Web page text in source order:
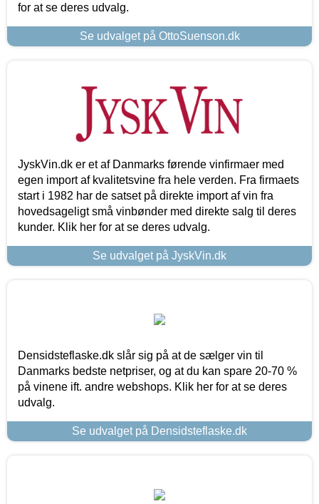
for at se deres udvalg.
Se udvalget på OttoSuenson.dk
JyskVin.dk er et af Danmarks førende vinfirmaer med
egen import af kvalitetsvine fra hele verden. Fra firmaets
start i 1982 har de satset på direkte import af vin fra
hovedsageligt små vinbønder med direkte salg til deres
kunder. Klik her for at se deres udvalg.
Se udvalget på JyskVin.dk
Densidsteflaske.dk slår sig på at de sælger vin til
Danmarks bedste netpriser, og at du kan spare 20-70 %
på vinene ift. andre webshops. Klik her for at se deres
udvalg.
Se udvalget på Densidsteflaske.dk